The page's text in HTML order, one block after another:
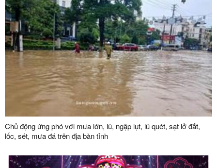
Chủ động ứng phó với mưa lớn, lũ, ngập lụt, lũ quét, sạt lở đất,
lốc, sét, mưa đá trên địa bàn tỉnh